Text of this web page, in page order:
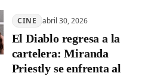
CINE abril 30, 2026
El Diablo regresa a la
cartelera: Miranda
Priestly se enfrenta al